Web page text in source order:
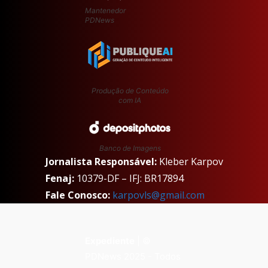
Mantenedor
PDNews
Produção de Conteúdo
com IA
Banco de Imagens
Jornalista Responsável:Kleber Karpov
Fenaj:10379-DF – IFJ: BR17894
Fale Conosco: karpovls@gmail.com